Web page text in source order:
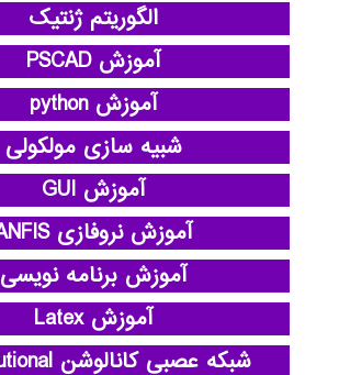
الگوریتم ژنتیک
آموزش PSCAD
آموزش python
شبیه سازی مولکولی
آموزش GUI
آموزش نروفازی ANFIS
آموزش برنامه نویسی
آموزش Latex
شبکه عصبی کانالوشن Convolutional